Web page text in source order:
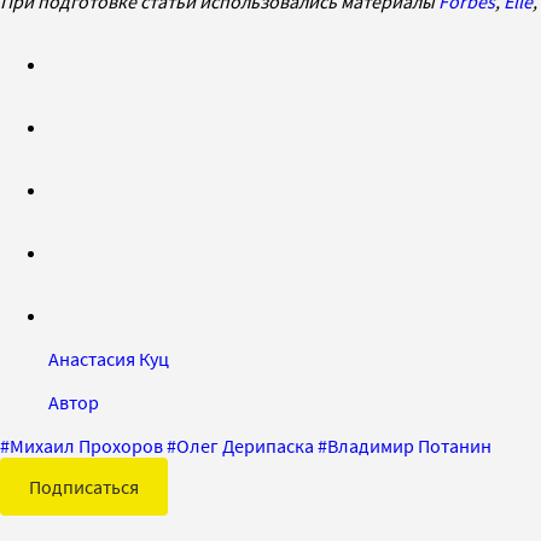
Анастасия Куц
Автор
#Михаил Прохоров#Олег Дерипаска #Владимир Потанин
Подписаться